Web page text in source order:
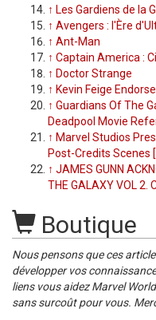
↑ Les Gardiens de la
↑ Avengers : l'Ère
↑ Ant-Man
↑ Captain America :
↑ Doctor Strange
↑ Kevin Feige
↑ Guardians Of The
Deadpool Movie
↑ Marvel Studios
Post-Credits Scenes
↑ JAMES GUNN
THE GALAXY VOL 2.
Boutique
Nous pensons que ces
développer vos
liens vous aidez Marvel
sans surcoût pour vous.